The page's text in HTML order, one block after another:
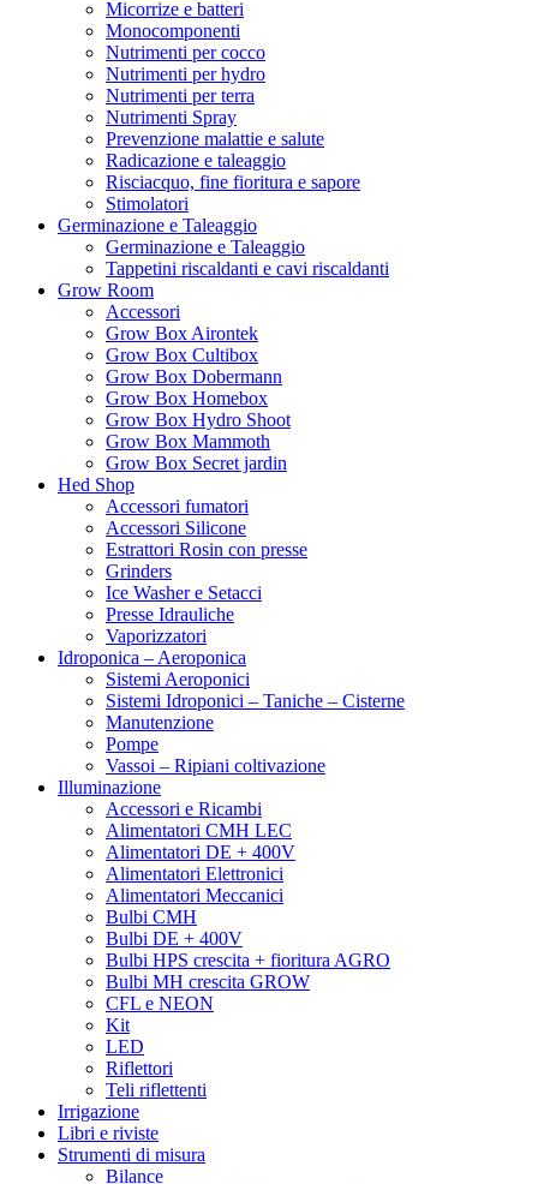
Micorrize e batteri
Monocomponenti
Nutrimenti per cocco
Nutrimenti per hydro
Nutrimenti per terra
Nutrimenti Spray
Prevenzione malattie e salute
Radicazione e taleaggio
Risciacquo, fine fioritura e sapore
Stimolatori
Germinazione e Taleaggio
Germinazione e Taleaggio
Tappetini riscaldanti e cavi riscaldanti
Grow Room
Accessori
Grow Box Airontek
Grow Box Cultibox
Grow Box Dobermann
Grow Box Homebox
Grow Box Hydro Shoot
Grow Box Mammoth
Grow Box Secret jardin
Hed Shop
Accessori fumatori
Accessori Silicone
Estrattori Rosin con presse
Grinders
Ice Washer e Setacci
Presse Idrauliche
Vaporizzatori
Idroponica – Aeroponica
Sistemi Aeroponici
Sistemi Idroponici – Taniche – Cisterne
Manutenzione
Pompe
Vassoi – Ripiani coltivazione
Illuminazione
Accessori e Ricambi
Alimentatori CMH LEC
Alimentatori DE + 400V
Alimentatori Elettronici
Alimentatori Meccanici
Bulbi CMH
Bulbi DE + 400V
Bulbi HPS crescita + fioritura AGRO
Bulbi MH crescita GROW
CFL e NEON
Kit
LED
Riflettori
Teli riflettenti
Irrigazione
Libri e riviste
Strumenti di misura
Bilance